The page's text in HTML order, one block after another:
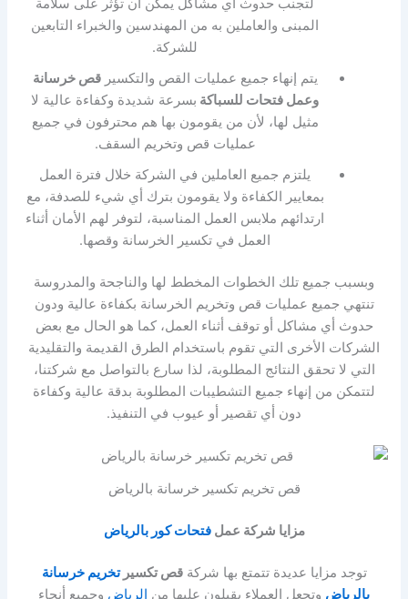
لتجنب حدوث أي مشاكل يمكن أن تؤثر على سلامة
المبنى والعاملين به من المهندسين والخبراء التابعين
للشركة.
يتم إنهاء جميع عمليات القص والتكسيرقص خرسانة
وعمل فتحات للسباكة بسرعة شديدة وكفاءة عالية لا
مثيل لها، لأن من يقومون بها هم محترفون في جميع
عمليات قص وتخريم السقف.
يلتزم جميع العاملين في الشركة خلال فترة العمل
بمعايير الكفاءة ولا يقومون بترك أي شيء للصدفة، مع
ارتدائهم ملابس العمل المناسبة، لتوفر لهم الأمان أثناء
العمل في تكسير الخرسانة وقصها.
وبسبب جميع تلك الخطوات المخطط لها والناجحة والمدروسة
تنتهي جميع عمليات قص وتخريم الخرسانة بكفاءة عالية ودون
حدوث أي مشاكل أو توقف أثناء العمل، كما هو الحال مع بعض
الشركات الأخرى التي تقوم باستخدام الطرق القديمة والتقليدية
التي لا تحقق النتائج المطلوبة، لذا سارع بالتواصل مع شركتنا،
لتتمكن من إنهاء جميع التشطيبات المطلوبة بدقة عالية وكفاءة
دون أي تقصير أو عيوب في التنفيذ.
قص تخريم تكسير خرسانة بالرياض
مزايا شركة عملفتحات كور بالرياض
توجد مزايا عديدة تتمتع بها شركةقص تكسيرتخريم خرسانة
بالرياض وتجعل العملاء يقبلون عليها من الرياض وجميع أنحاء